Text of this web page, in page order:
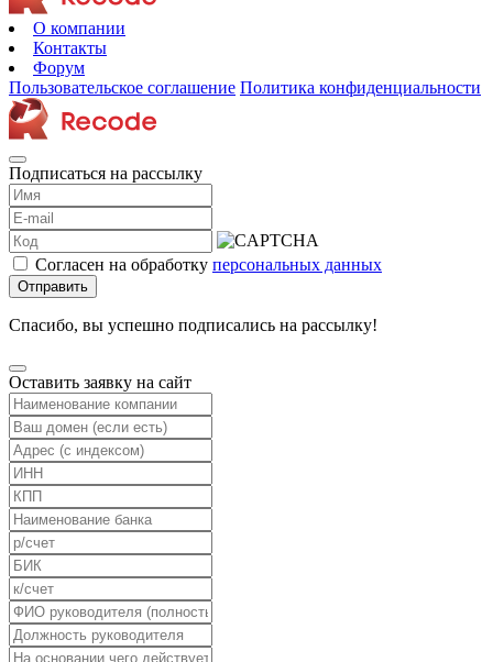
О компании
Контакты
Форум
Пользовательское соглашение Политика конфиденциальности
Подписаться на рассылку
Согласен на обработку персональных данных
Отправить
Спасибо, вы успешно подписались на рассылку!
Оставить заявку на сайт